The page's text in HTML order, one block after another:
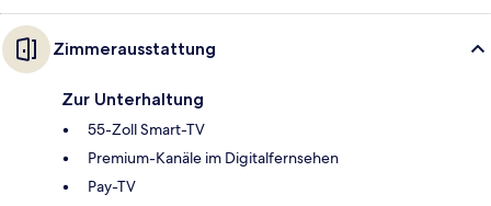
Zimmerausstattung
Zur Unterhaltung
55-Zoll Smart-TV
Premium-Kanäle im Digitalfernsehen
Pay-TV